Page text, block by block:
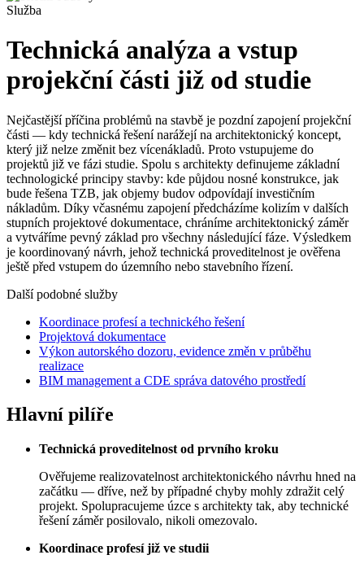
Služba
Technická analýza a vstup
projekční části již od studie
Nejčastější příčina problémů na stavbě je pozdní zapojení projekční
části — kdy technická řešení narážejí na architektonický koncept,
který již nelze změnit bez vícenákladů. Proto vstupujeme do
projektů již ve fázi studie. Spolu s architekty definujeme základní
technologické principy stavby: kde půjdou nosné konstrukce, jak
bude řešena TZB, jak objemy budov odpovídají investičním
nákladům. Díky včasnému zapojení předcházíme kolizím v dalších
stupních projektové dokumentace, chráníme architektonický záměr
a vytváříme pevný základ pro všechny následující fáze. Výsledkem
je koordinovaný návrh, jehož technická proveditelnost je ověřena
ještě před vstupem do územního nebo stavebního řízení.
Další podobné služby
Koordinace profesí a technického řešení
Projektová dokumentace
Výkon autorského dozoru, evidence změn v průběhu
realizace
BIM management a CDE správa datového prostředí
Hlavní pilíře
Technická proveditelnost od prvního kroku
Ověřujeme realizovatelnost architektonického návrhu hned na
začátku — dříve, než by případné chyby mohly zdražit celý
projekt. Spolupracujeme úzce s architekty tak, aby technické
řešení záměr posilovalo, nikoli omezovalo.
Koordinace profesí již ve studii